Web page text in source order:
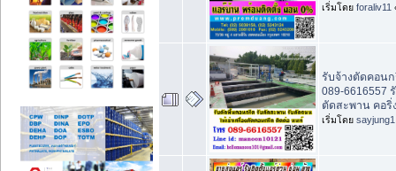
เริ่มโดย foraliv11
รับจ้างตัดคอน
089-6616557
ตัดสะพาน คอริ่
เริ่มโดย sayjung1